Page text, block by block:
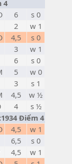
4
6
s 0
2
w 1
4,5
s 0
3
w 1
6
s 0
5
w 0
3
s 1
4,5
w ½
4
s ½
Điểm 4
4,5
w 1
6,5
s 0
4,5
w 1